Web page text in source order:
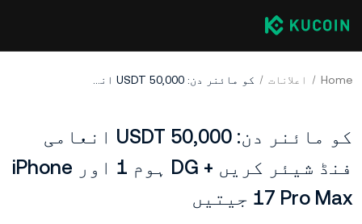
Home اعلانات کو مائنر دن: 50,000 USDT انعامی فنڈ شیئر کریں + DG ہوم 1 اور iPhone 17 Pro Max جیتیں
کو مائنر دن: 50,000 USDT انعامی
فنڈ شیئر کریں + DG ہوم 1 اور iPhone
17 Pro Max جیتیں